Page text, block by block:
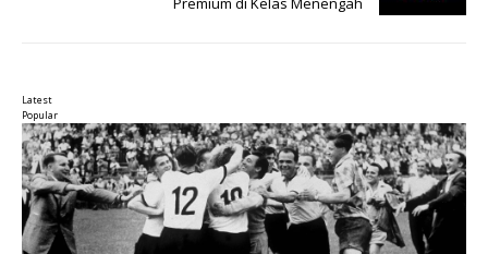
Latest
Popular